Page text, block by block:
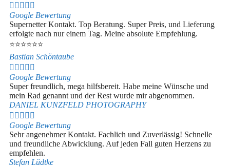
    
Google Bewertung
Supernetter Kontakt. Top Beratung. Super Preis, und Lieferung
erfolgte nach nur einem Tag. Meine absolute Empfehlung.
⭐⭐⭐⭐⭐⭐
Bastian Schöntaube
    
Google Bewertung
Super freundlich, mega hilfsbereit. Habe meine Wünsche und
mein Rad genannt und der Rest wurde mir abgenommen.
DANIEL KUNZFELD PHOTOGRAPHY
    
Google Bewertung
Sehr angenehmer Kontakt. Fachlich und Zuverlässig! Schnelle
und freundliche Abwicklung. Auf jeden Fall guten Herzens zu
empfehlen.
Stefan Lüdtke